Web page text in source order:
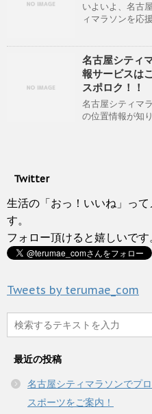
いよいよ、名古
ィマラソンを応
名古屋シティ
報サービスは
スポロク！！
名古屋シティマ
の位置情報が知
Twitter
生活の「おっ！いいね」っ
す。
フォロー頂けると嬉しいです
Tweets by terumae_com
最近の投稿
名古屋シティマラソンでプ
スポーツをご案内！